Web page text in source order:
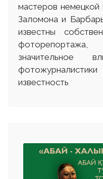
мастеров
Заломона и
известны
значительное
известность